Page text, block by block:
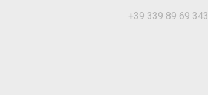
+39 339 89 69 343